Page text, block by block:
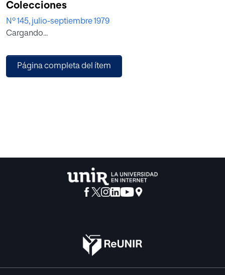
toda educación es moral, de tal manera que «la educación
moral no es en el fondo otra cosa que la misma
educación».
En efecto, si pensamos un poco en los argumentos que
nuestro autor maneja, nos daremos cuenta de que su
mientras que se abandonan otros por considerar que no lo
son; y, además, sólo se habla de resultados educativos
cuando el educando realmente lleva a la práctica en su
Colecciones
Nº 145, julio-septiembre 1979
Cargando...
Página completa del ítem